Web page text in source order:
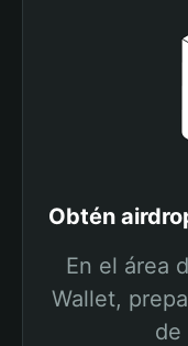
Obtén
En el área
Wallet,
de